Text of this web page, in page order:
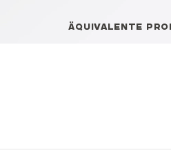
ÄQUIVALENTE